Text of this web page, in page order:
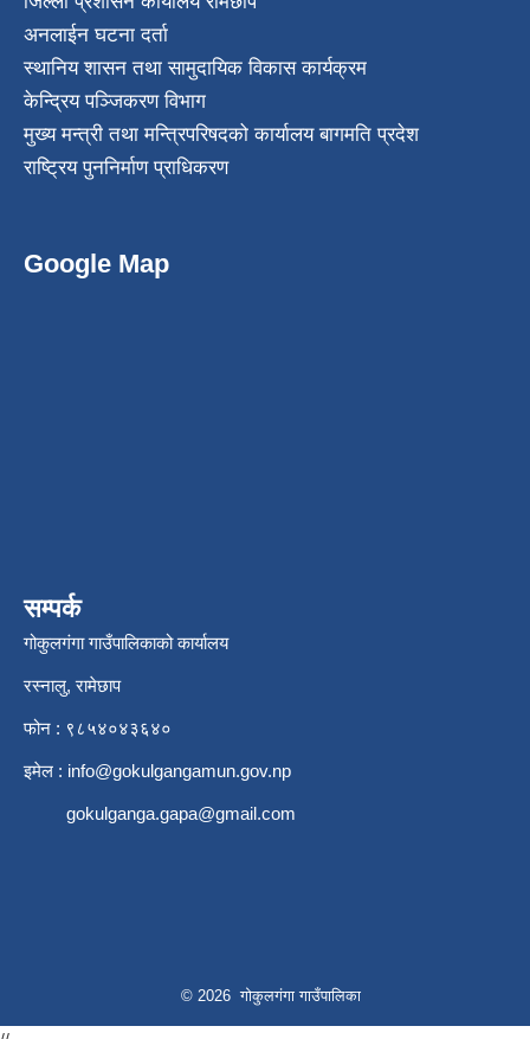
अनलाईन घटना दर्ता
स्थानिय शासन तथा सामुदायिक विकास कार्यक्रम
केन्द्रिय पञ्जिकरण विभाग
मुख्य मन्त्री तथा मन्त्रिपरिषदको कार्यालय बागमति प्रदेश
राष्ट्रिय पुननिर्माण प्राधिकरण
Google Map
सम्पर्क
गोकुलगंगा गाउँपालिकाको कार्यालय
रस्नालु, रामेछाप
फोन : ९८५४०४३६४०
इमेल : info@gokulgangamun.gov.np
gokulganga.gapa@gmail.com
© 2026 गोकुलगंगा गाउँपालिका